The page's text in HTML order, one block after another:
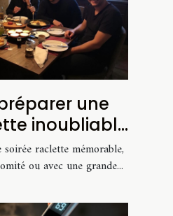
une
inoubliable
?
soirée raclette mémorable,
ou avec une grande...